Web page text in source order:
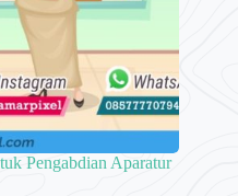
Pengabdian Aparatur